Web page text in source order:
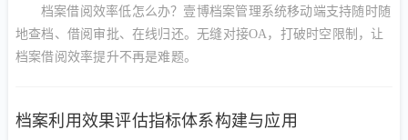
档案借阅效率低怎么办？壹博档案管理系统移动端支持随时随
地查档、借阅审批、在线归还。无缝对接OA，打破时空限制，让
档案借阅效率提升不再是难题。
档案利用效果评估指标体系构建与应用